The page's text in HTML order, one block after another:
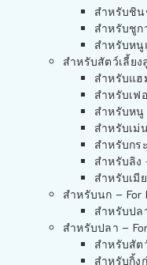
สำหรับชิ
สำหรับชูก
สำหรับหนู
สำหรับสัตว์เลี้ยง
สำหรับแฮ
สำหรับเฟ
สำหรับหนู
สำหรับเม่
สำหรับกร
สำหรับลิง
สำหรับเมี
สำหรับนก – For
สำหรับปล
สำหรับปลา –
สำหรับสัต
สำหรับกิ้ง